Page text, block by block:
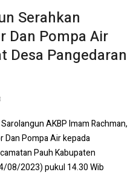
Serahkan
Dan Pompa Air
Desa Pangedaran
AKBP Imam Rachman,
Dan Pompa Air kepada
Pauh Kabupaten
08/2023) pukul 14.30 Wib